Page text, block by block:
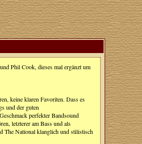
Phil Cook, dieses mal ergänzt um
keine klaren Favoriten. Dass es
und der guten
perfekter Bandsound
letzterer am Bass und als
The National klanglich und stilistisch